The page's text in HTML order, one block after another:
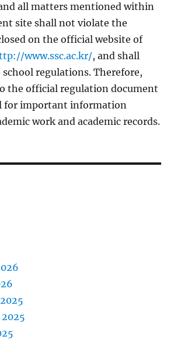
all matters mentioned within
site shall not violate the
on the official website of
www.ssc.ac.kr/, and shall
regulations. Therefore,
the official regulation document
for important information
work and academic records.